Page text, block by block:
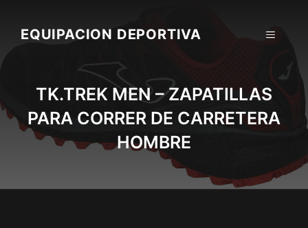
contentEQUIPACION DEPORTIVA MENU
TK.TREK MEN – ZAPATILLAS
PARA CORRER DE CARRETERA
HOMBRE